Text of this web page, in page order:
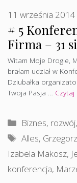
# 5
Firma – 31
11 września 2014
Witam Moje Drogie,
brałam udział w
Dziubałka
Twoja Pasja … Czytaj
Kategorie
Biznes, rozwój,
Tagi
Alles,
Izabela Makosz,
konferencja,